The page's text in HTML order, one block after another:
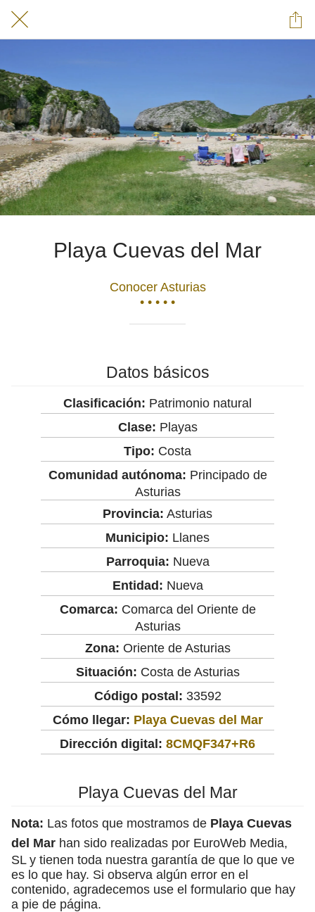
Playa Cuevas del Mar
Conocer Asturias
• • • • •
Datos básicos
Clasificación: Patrimonio natural
Clase: Playas
Tipo: Costa
Comunidad autónoma: Principado de
Asturias
Provincia: Asturias
Municipio: Llanes
Parroquia: Nueva
Entidad: Nueva
Comarca: Comarca del Oriente de
Asturias
Zona: Oriente de Asturias
Situación: Costa de Asturias
Código postal: 33592
Cómo llegar: Playa Cuevas del Mar
Dirección digital: 8CMQF347+R6
Playa Cuevas del Mar
Nota: Las fotos que mostramos de Playa Cuevas
del Mar han sido realizadas por EuroWeb Media,
SL y tienen toda nuestra garantía de que lo que ve
es lo que hay. Si observa algún error en el
contenido, agradecemos use el formulario que hay
a pie de página.